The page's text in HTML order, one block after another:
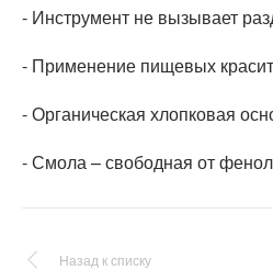
- Инструмент не вызывает
- Применение пищевых
- Органическая хлопковая
- Смола – свободная от
Назад к списку